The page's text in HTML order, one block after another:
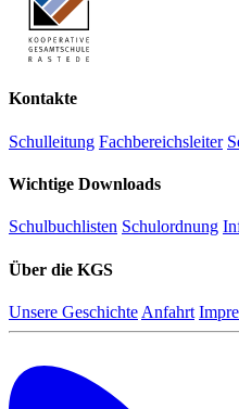
Kontakte
Schulleitung Fachbereichsleiter
Wichtige Downloads
Schulbuchlisten Schulordnung
Über die KGS
Unsere Geschichte Anfahrt